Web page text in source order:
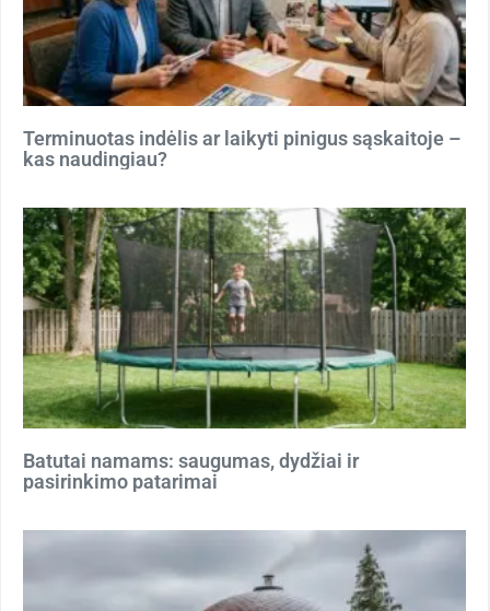
Terminuotas indėlis ar laikyti pinigus sąskaitoje –
kas naudingiau?
Batutai namams: saugumas, dydžiai ir
pasirinkimo patarimai